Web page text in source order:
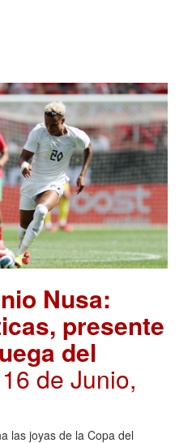
Nusa:
presente
del
de Junio,
las joyas de la Copa del